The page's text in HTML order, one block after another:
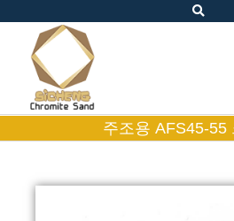
주조용 AFS45-55